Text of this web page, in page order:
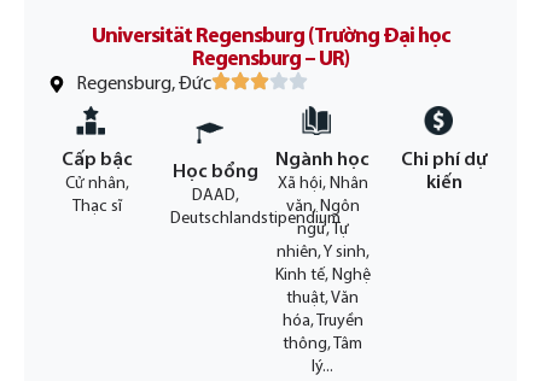
Universität Regensburg (Trường Đại học
Regensburg – UR)
Regensburg, Đức
Cấp bậc
Cử nhân,
Thạc sĩ
Học bổng
DAAD,
Deutschlandstipendium
Ngành học
Xã hội, Nhân
văn, Ngôn
ngữ, Tự
nhiên, Y sinh,
Kinh tế, Nghệ
thuật, Văn
hóa, Truyền
thông, Tâm
lý...
Chi phí dự
kiến